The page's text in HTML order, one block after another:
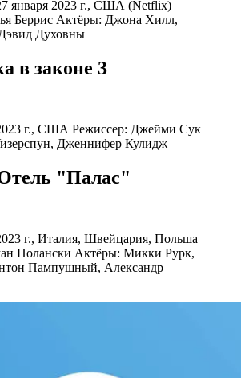
января 2023 г., США (Netflix)
Беррис Актёры: Джона Хилл,
Духовны
в законе 3
г., США Режиссер: Джейми Сук
Дженнифер Кулидж
"Палас"
г., Италия, Швейцария, Польша
Полански Актёры: Микки Рурк,
Пампушный, Александр